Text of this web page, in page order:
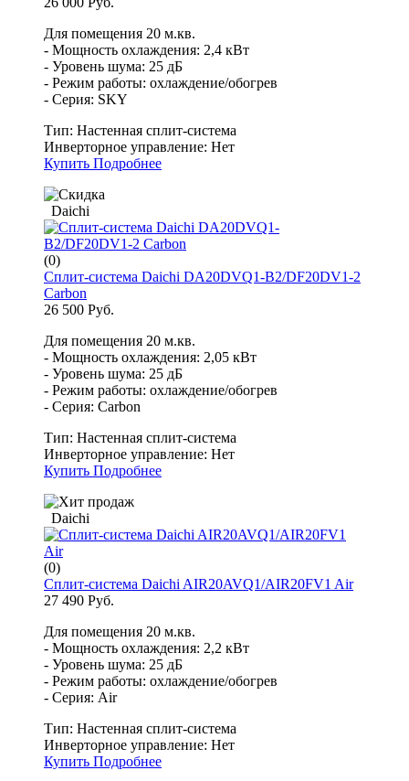
Для помещения 20 м.кв.
- Мощность охлаждения: 2,4 кВт
- Уровень шума: 25 дБ
- Режим работы: охлаждение/обогрев
- Серия: SKY
Тип: Настенная сплит-система
Инверторное управление: Нет
Купить Подробнее
Daichi
(0)
Сплит-система Daichi DA20DVQ1-B2/DF20DV1-2
Carbon
26 500 Руб.
Для помещения 20 м.кв.
- Мощность охлаждения: 2,05 кВт
- Уровень шума: 25 дБ
- Режим работы: охлаждение/обогрев
- Серия: Carbon
Тип: Настенная сплит-система
Инверторное управление: Нет
Купить Подробнее
Daichi
(0)
Сплит-система Daichi AIR20AVQ1/AIR20FV1 Air
27 490 Руб.
Для помещения 20 м.кв.
- Мощность охлаждения: 2,2 кВт
- Уровень шума: 25 дБ
- Режим работы: охлаждение/обогрев
- Серия: Air
Тип: Настенная сплит-система
Инверторное управление: Нет
Купить Подробнее